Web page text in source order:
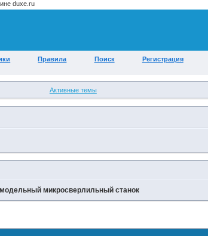
Правила Поиск Регистрация
Активные темы
микросверлильный станок